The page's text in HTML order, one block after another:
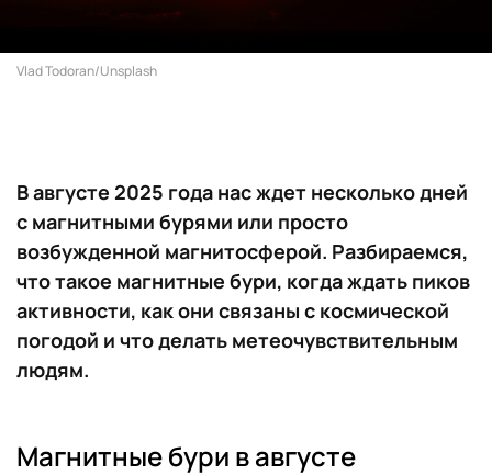
Vlad Todoran/Unsplash
В августе 2025 года нас ждет несколько дней
с магнитными бурями или просто
возбужденной магнитосферой. Разбираемся,
что такое магнитные бури, когда ждать пиков
активности, как они связаны с космической
погодой и что делать метеочувствительным
людям.
Магнитные бури в августе